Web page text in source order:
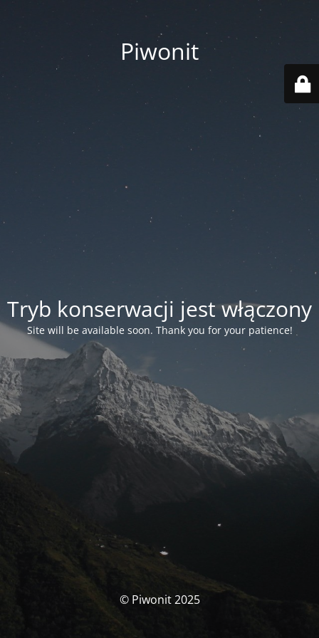
Piwonit
Tryb konserwacji jest włączony
Site will be available soon. Thank you for your patience!
© Piwonit 2025